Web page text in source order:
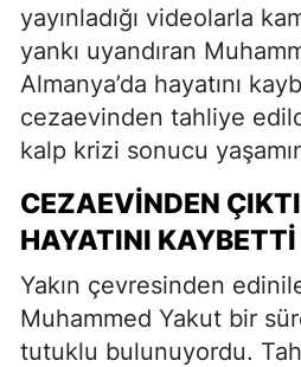
yayınladığı videolarla
yankı uyandıran
Almanya’da hayatını
cezaevinden tahliye
kalp krizi sonucu
CEZAEVINDEN
HAYATINI KAYBETTI
Yakın çevresinden
Muhammed Yakut bir
tutuklu bulunuyordu.